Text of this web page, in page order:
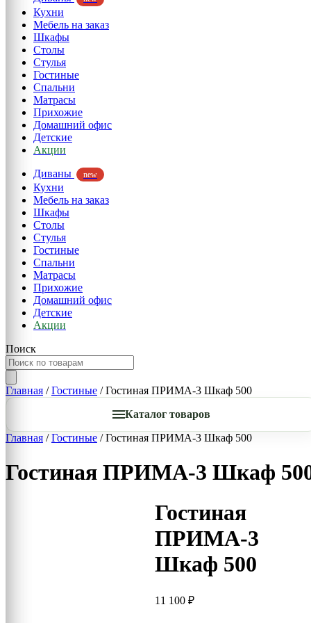
Кухни
Мебель на заказ
Шкафы
Столы
Стулья
Гостиные
Спальни
Матрасы
Прихожие
Домашний офис
Детские
Акции
Диваны
new
Кухни
Мебель на заказ
Шкафы
Столы
Стулья
Гостиные
Спальни
Матрасы
Прихожие
Домашний офис
Детские
Акции
Поиск
Главная /Гостиные / Гостиная ПРИМА-3 Шкаф 500
Каталог товаров
Главная /Гостиные / Гостиная ПРИМА-3 Шкаф 500
Гостиная ПРИМА-3 Шкаф
Гостиная
ПРИМА-3
Шкаф 500
11 100₽